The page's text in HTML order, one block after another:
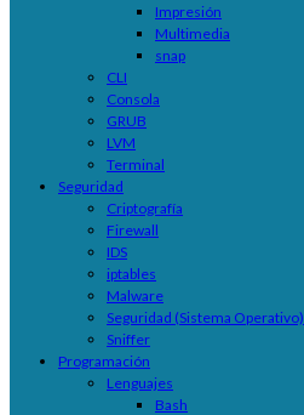
Impresión
Multimedia
snap
CLI
Consola
GRUB
LVM
Terminal
Seguridad
Criptografía
Firewall
IDS
iptables
Malware
Seguridad (Sistema Operativo)
Sniffer
Programación
Lenguajes
Bash